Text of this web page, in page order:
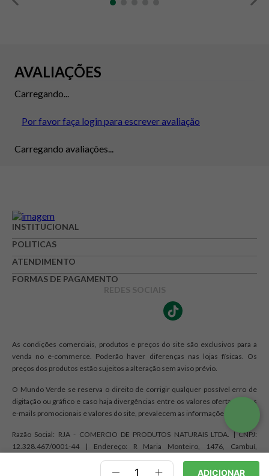
ADICIONAR
AVALIAÇÕES
Carregando...
Por favor faça login para escrever avaliação
Carregando avaliações...
INSTITUCIONAL
POLITICAS
ATENDIMENTO
FORMAS DE PAGAMENTO
REDES SOCIAIS
As condições comerciais, produtos e preços do site são exclusivos para a
venda no e-commerce. Poderão haver diferenças nas lojas físicas. Os
preços dos produtos estão sujeitos a alteração sem aviso prévio.
O Mundo Verde se reserva o direito de corrigir qualquer possível erro de
digitação ou gráfico e caso haja divergências entre os valores ofertados nos
e-mails promocionais e valores do site, prevalecem as informações do site.
Razão Social: RJA - COMERCIO DE PRODUTOS NATURAIS LTDA. | CNPJ:
12.328.467/0001-44 | Endereço: R Maria Monteiro, 1476, Cambuí,
Campinas, SP CEP 13025-150